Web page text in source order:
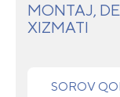
MONTAJ,
XIZMATI
SOROV